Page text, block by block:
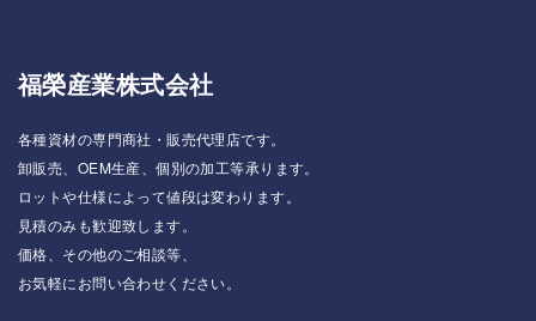
福榮産業株式会社
各種資材の専門商社・販売代理店です。
卸販売、OEM生産、個別の加工等承ります。
ロットや仕様によって値段は変わります。
見積のみも歓迎致します。
価格、その他のご相談等、
お気軽にお問い合わせください。